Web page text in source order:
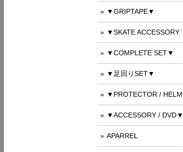
▼GRIPTAPE▼
▼SKATE ACCESSORY
▼COMPLETE SET▼
▼足回りSET▼
▼PROTECTOR /
▼ACCESSORY / DVD▼
APARREL